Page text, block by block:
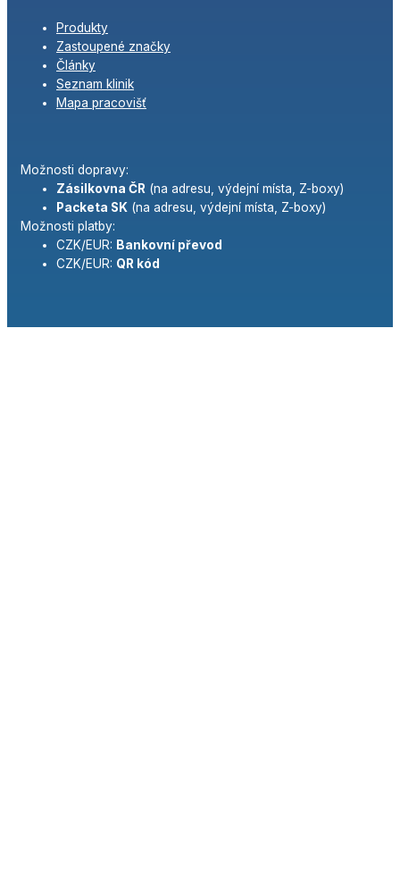
Produkty
Zastoupené značky
Články
Seznam klinik
Mapa pracovišť
Možnosti dopravy:
Zásilkovna ČR (na adresu, výdejní místa, Z-boxy)
Packeta SK (na adresu, výdejní místa, Z-boxy)
Možnosti platby:
CZK/EUR: Bankovní převod
CZK/EUR: QR kód